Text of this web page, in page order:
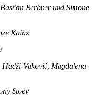
Berbner und Simone
Kainz
Vuković, Magdalena
Stoev